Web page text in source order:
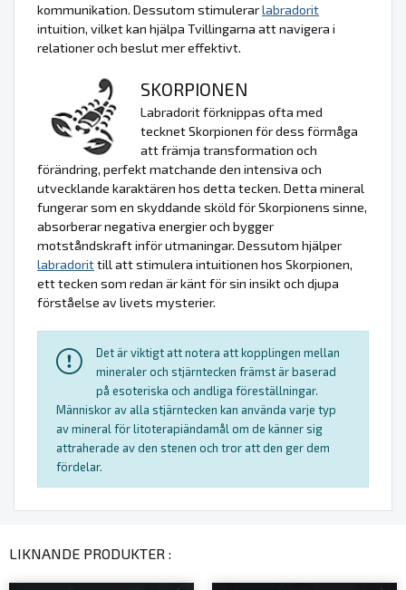
kommunikation. Dessutom stimulerarlabradorit
intuition, vilket kan hjälpa Tvillingarna att navigera i
relationer och beslut mer effektivt.
SKORPIONEN
Labradorit förknippas ofta med
tecknet Skorpionen för dess förmåga
att främja transformation och
förändring, perfekt matchande den intensiva och
utvecklande karaktären hos detta tecken. Detta mineral
fungerar som en skyddande sköld för Skorpionens sinne,
absorberar negativa energier och bygger
motståndskraft inför utmaningar. Dessutom hjälper
labradorittill att stimulera intuitionen hos Skorpionen,
ett tecken som redan är känt för sin insikt och djupa
förståelse av livets mysterier.
Det är viktigt att notera att kopplingen mellan
mineraler och stjärntecken främst är baserad
på esoteriska och andliga föreställningar.
Människor av alla stjärntecken kan använda varje typ
av mineral för litoterapiändamål om de känner sig
attraherade av den stenen och tror att den ger dem
fördelar.
LIKNANDE PRODUKTER :